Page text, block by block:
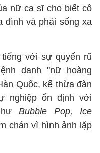
nữ ca sĩ cho biết cô
đình và phải sống xa
với sự quyến rũ
danh "nữ hoàng
Quốc, kế thừa đàn
nghiệp ổn định với
Bubble Pop, Ice
chán vì hình ảnh lặp